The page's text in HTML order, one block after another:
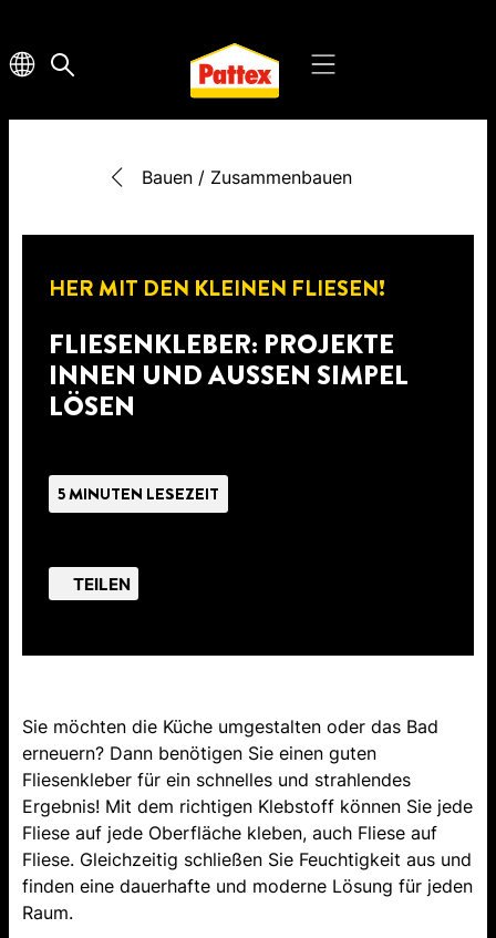
Bauen / Zusammenbauen
HER MIT DEN KLEINEN FLIESEN!
FLIESENKLEBER: PROJEKTE
INNEN UND AUSSEN SIMPEL L
ÖSEN
5 MINUTEN LESEZEIT
TEILEN
Sie möchten die Küche umgestalten oder das Bad
erneuern? Dann benötigen Sie einen guten
Fliesenkleber für ein schnelles und strahlendes
Ergebnis! Mit dem richtigen Klebstoff können Sie jede
Fliese auf jede Oberfläche kleben, auch Fliese auf
Fliese. Gleichzeitig schließen Sie Feuchtigkeit aus und
finden eine dauerhafte und moderne Lösung für jeden
Raum.